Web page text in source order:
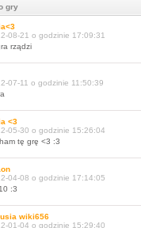
gry
08-21 o godzinie 17:09:31
rządzi
07-11 o godzinie 11:50:39
<3
05-30 o godzinie 15:26:04
tę grę <3 :3
04-08 o godzinie 17:14:05
:3
wiki656
01-04 o godzinie 15:29:40